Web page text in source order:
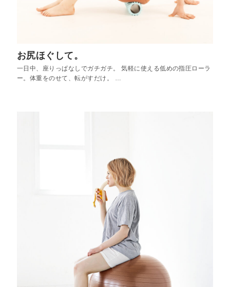
お尻ほぐして。
一日中、座りっぱなしでガチガチ。 気軽に使える低めの指圧ローラ
ー。体重をのせて、転がすだけ。 …